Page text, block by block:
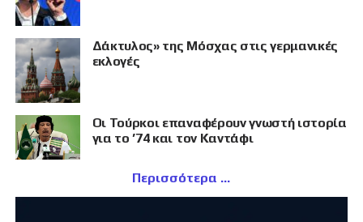
Δάκτυλος» της Μόσχας στις γερμανικές
εκλογές
Οι Τούρκοι επαναφέρουν γνωστή ιστορία
για το ’74 και τον Καντάφι
Περισσότερα